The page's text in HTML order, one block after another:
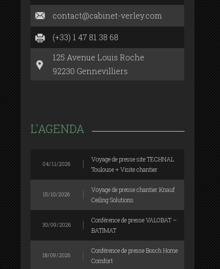
contact@cabinet-verley.com
(+33) 1 47 81 38 68
125 Avenue Louis Roche
92230 Gennevilliers
L'AGENDA
04/11/2026
Voyage de presse site TECHNAL
Toulouse + Visite chantier
15/10/2026
Voyage de presse chantier Knauf
Ceiling Solutions
30/09/2026
Conférence de presse VALOBAT –
BATIMAT
18/09/2026
Conférence de presse Bosch Home
Comfort